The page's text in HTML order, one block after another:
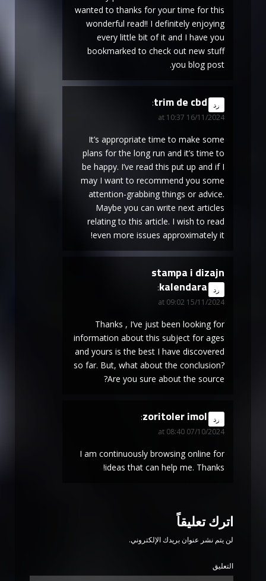
wanted to thanks for your time for this
wonderful read!! I definitely enjoying
every little bit of it and I have you
bookmarked to check out new stuff
you blog post.
trim de cbd
says:
16/11/2024 at 10:37
رد
It’s appropriate time to make some
plans for the long run and it’s time to
be happy. I’ve read this put up and if I
may I want to recommend you some
attention-grabbing things or advice.
Maybe you can write next articles
relating to this article. I wish to read
even more issues approximately it!
stampa i dizajn
kalendara
says:
15/11/2024 at 09:02
رد
Thanks , I’ve just been looking for
information about this subject for ages
and yours is the best I have discovered
so far. But, what about the conclusion?
Are you sure about the source?
zoritoler imol
says:
07/10/2024 at 08:40
رد
I am continuously browsing online for
ideas that can help me. Thanks!
اترك تعليقاً
لن يتم نشر عنوان بريدك الإلكتروني.
التعليق